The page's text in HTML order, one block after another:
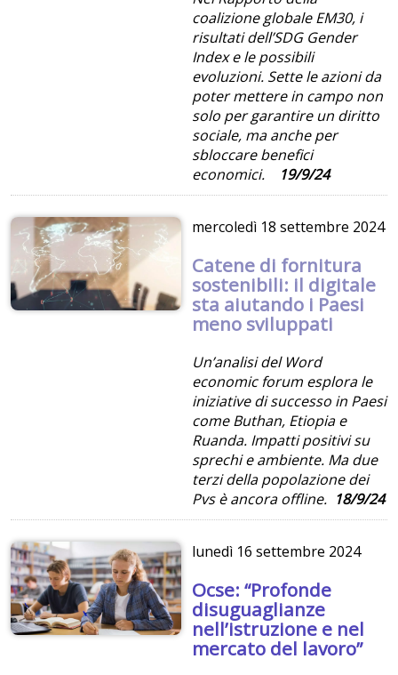
coalizione globale EM30, i
risultati dell’SDG Gender
Index e le possibili
evoluzioni. Sette le azioni da
poter mettere in campo non
solo per garantire un diritto
sociale, ma anche per
sbloccare benefici
economici.
19/9/24
mercoledì 18 settembre 2024
Catene di fornitura
sostenibili: il digitale
sta aiutando i Paesi
meno sviluppati
Un’analisi del Word
economic forum esplora le
iniziative di successo in Paesi
come Buthan, Etiopia e
Ruanda. Impatti positivi su
sprechi e ambiente. Ma due
terzi della popolazione dei
Pvs è ancora offline. 18/9/24
lunedì 16 settembre 2024
Ocse: “Profonde
disuguaglianze
nell’istruzione e nel
mercato del lavoro”